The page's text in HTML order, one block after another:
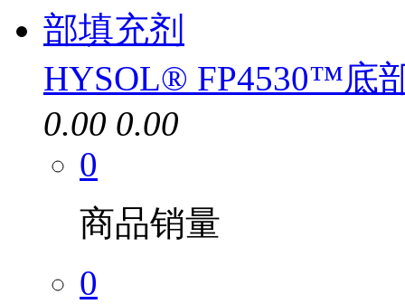
HYSOL® FP4530™底
0.00 0.00
0
商品销量
0